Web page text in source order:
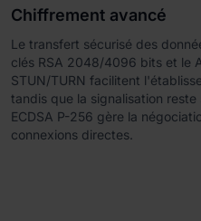
Chiffrement avancé
Le transfert sécurisé des
clés RSA 2048/4096 bits et le
STUN/TURN facilitent
tandis que la signalisation reste
ECDSA P-256 gère la
connexions directes.